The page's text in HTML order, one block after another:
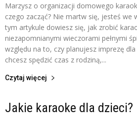
Marzysz o organizacji domowego
czego zacząć? Nie martw się, jesteś we
tym artykule dowiesz się, jak zrobić
niezapomnianymi wieczorami pełnymi
względu na to, czy planujesz imprezę
chcesz spędzić czas z rodziną,...
Czytaj więcej
Jakie karaoke dla dzieci?